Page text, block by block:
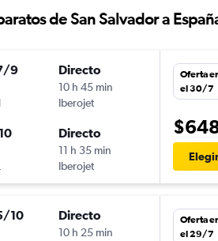
de San Salvador a
9 Directo
10 h 45 min
Iberojet
Directo
11 h 35 min
Iberojet
Oferta
el 30/7
10 Directo
10 h 25 min
Oferta
el 29/7